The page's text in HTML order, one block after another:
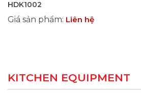
HDK1002
Giá sản phẩm: Liên hệ
KITCHEN EQUIPMENT